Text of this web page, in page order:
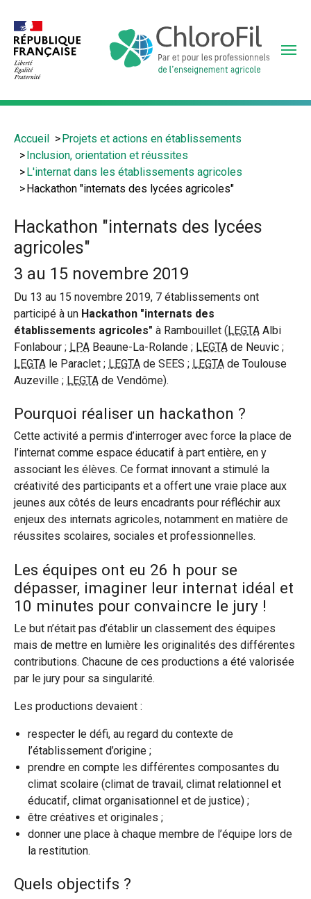
contenu
principal
Vous
êtes
Accueil
Projets et actions en établissements
Inclusion, orientation et réussites
L'internat dans les établissements agricoles
Hackathon "internats des lycées agricoles"
Hackathon "internats des lycées
agricoles"
3 au 15 novembre 2019
Du 13 au 15 novembre 2019, 7 établissements ont
participé à un Hackathon "internats des
établissements agricoles" à Rambouillet (LEGTA Albi
Fonlabour ; LPA Beaune-La-Rolande ; LEGTA de Neuvic ;
LEGTA le Paraclet ; LEGTA de SEES ; LEGTA de Toulouse
Auzeville ; LEGTA de Vendôme).
Pourquoi réaliser un hackathon ?
Cette activité a permis d’interroger avec force la place de
l’internat comme espace éducatif à part entière, en y
associant les élèves. Ce format innovant a stimulé la
créativité des participants et a offert une vraie place aux
jeunes aux côtés de leurs encadrants pour réfléchir aux
enjeux des internats agricoles, notamment en matière de
réussites scolaires, sociales et professionnelles.
Les équipes ont eu 26 h pour se
dépasser, imaginer leur internat idéal et
10 minutes pour convaincre le jury !
Le but n’était pas d’établir un classement des équipes
mais de mettre en lumière les originalités des différentes
contributions. Chacune de ces productions a été valorisée
par le jury pour sa singularité.
Les productions devaient :
respecter le défi, au regard du contexte de
l’établissement d’origine ;
prendre en compte les différentes composantes du
climat scolaire (climat de travail, climat relationnel et
éducatif, climat organisationnel et de justice) ;
être créatives et originales ;
donner une place à chaque membre de l’équipe lors de
la restitution.
Quels objectifs ?